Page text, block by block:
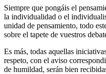
Siempre que pongáis el
la individualidad o el
unidad de pensamiento, todo
sobre el tapete de vuestros
Es más, todas aquellas
respeto, con el aviso
de humildad, serán bien